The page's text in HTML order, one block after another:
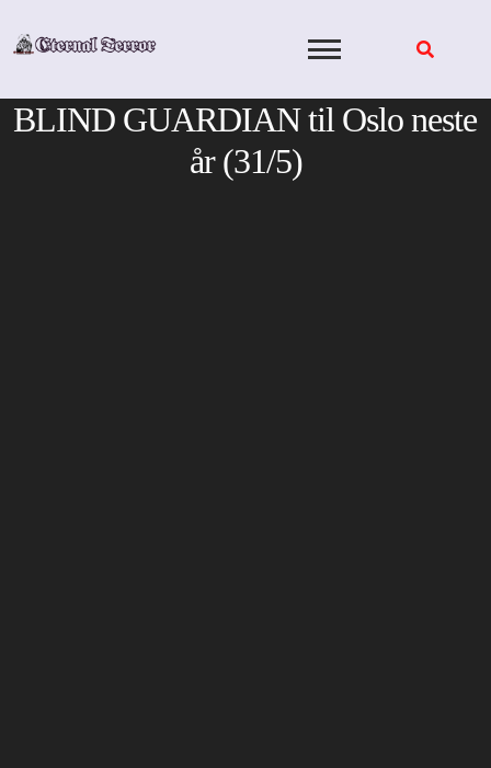
BLIND GUARDIAN til Oslo neste
år (31/5)